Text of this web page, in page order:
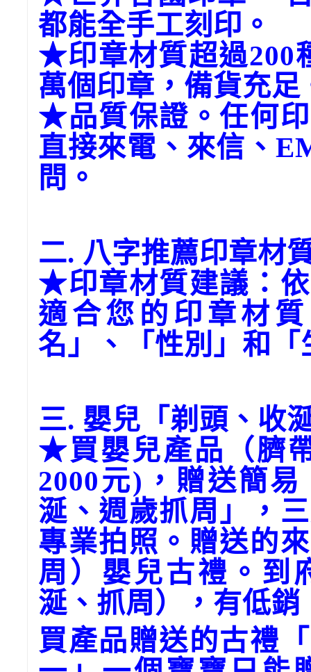
都能全手工刻印。
★印章材質超過200
萬個印章，備貨充足
★品質保證。任何
直接來電、來信、
問。
二. 八字推薦印章材
★印章材質建議：
適合您的印章材
名」、「性別」和
三. 嬰兒「剃頭、收
★買嬰兒產品（臍
2000元)，贈送簡
涎、週歲抓周」，
專業拍照。 贈送的
周）嬰兒古禮。到
涎、抓周），有低
買產品贈送的古禮